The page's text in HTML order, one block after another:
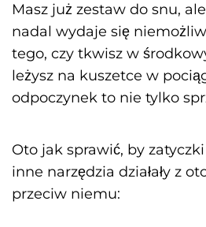
Masz już zestaw do snu,
nadal wydaje się
tego, czy tkwisz w
leżysz na kuszetce w
odpoczynek to nie tylko
Oto jak sprawić, by
inne narzędzia działały z
przeciw niemu: